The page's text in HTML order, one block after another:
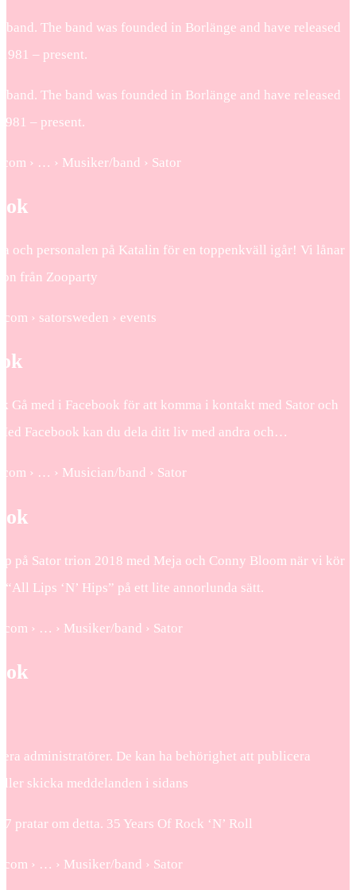
band. The band was founded in Borlänge and have released
– present.
band. The band was founded in Borlänge and have released
– present.
› … › Musiker/band › Sator
och personalen på Katalin för en toppenkväll igår! Vi lånar
från Zooparty
› satorsweden › events
Gå med i Facebook för att komma i kontakt med Sator och
Facebook kan du dela ditt liv med andra och…
› … › Musician/band › Sator
på Sator trion 2018 med Meja och Conny Bloom när vi kör
Lips ‘N’ Hips” på ett lite annorlunda sätt.
› … › Musiker/band › Sator
administratörer. De kan ha behörighet att publicera
skicka meddelanden i sidans
pratar om detta. 35 Years Of Rock ‘N’ Roll
› … › Musiker/band › Sator